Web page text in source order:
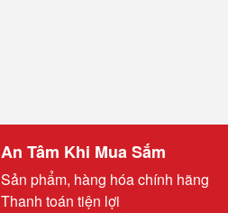
An Tâm Khi Mua Sắm
Sản phẩm, hàng hóa chính hãng
Thanh toán tiện lợi